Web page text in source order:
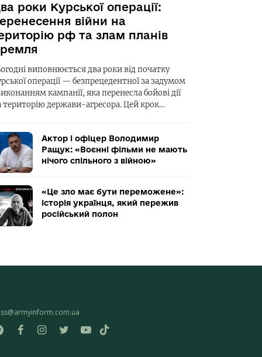
роки Курської операції:
війни на
рф та злам планів
виповнюється два роки від початку
операції — безпрецедентної за задумом
кампанії, яка перенесла бойові дії
територію держави-агресора. Цей крок…
Актор і офіцер Володимир
Ращук: «Воєнні фільми не мають
нічого спільного з війною»
«Це зло має бути переможене»:
історія українця, який пережив
російський полон